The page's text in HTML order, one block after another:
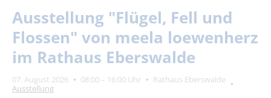
Zeitraum
von
Ausstellung "Flügel, Fell und
Flossen" von meela loewenherz
im Rathaus Eberswalde
07. August 2026 08:00 – 16:00 Uhr
Rathaus Eberswalde
Ausstellung